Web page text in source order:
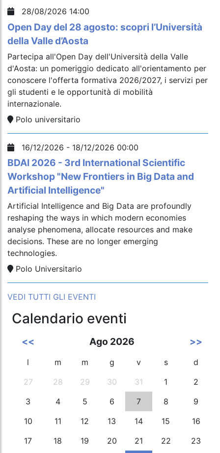
28/08/2026 14:00
Open Day del 28 agosto: scopri l’Università
della Valle d’Aosta
Partecipa all'Open Day dell'Università della Valle
d'Aosta: un pomeriggio dedicato all'orientamento per
conoscere l'offerta formativa 2026/2027, i servizi per
gli studenti e le opportunità di mobilità
internazionale.
Polo universitario
16/12/2026 - 18/12/2026 00:00
BDAI 2026 - 3rd International Scientific
Workshop "New Frontiers in Big Data and
Artificial Intelligence"
Artificial Intelligence and Big Data are profoundly
reshaping the ways in which modern economies
analyse phenomena, allocate resources and make
decisions. These are no longer emerging
technologies.
Polo Universitario
VEDI TUTTI GLI EVENTI
Calendario eventi
<< Ago 2026 >>
l m m g v s
d
27
28 29 30 31 1
2
3
4 5 6 7 8
9
10
11 12 13 14 15
16
17
18 19 20 21 22
23